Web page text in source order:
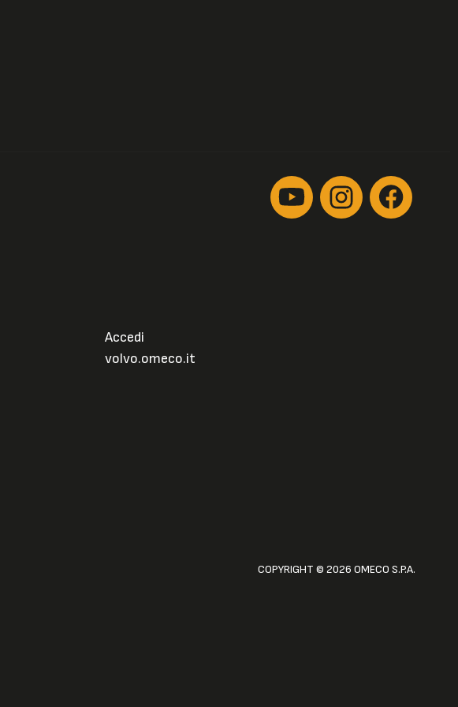
Accedi
volvo.omeco.it
COPYRIGHT © 2026 OMECO S.P.A.